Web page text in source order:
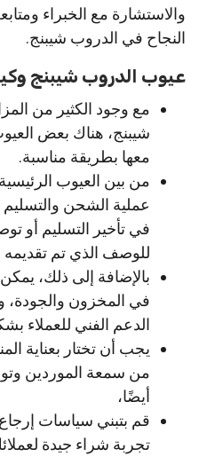
والاستشارة مع الخبراء
النجاح في الدروب شيبنج.
عيوب الدروب شيبنج
مع وجود الكثير من
شيبنج، هناك بعض
معها بطريقة مناسبة.
من بين العيوب
عملية الشحن
في تأخير التسليم أو
للوصف الذي تم تقديمه
بالإضافة إلى ذلك،
في المخزون والجودة،
الدعم الفني للعملاء
يجب أن تختار بعناية
من سمعة الموردين
أيضًا،
قم بتبني سياسات إرجاع
تجربة شراء جيدة